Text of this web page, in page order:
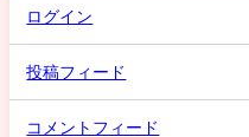
ログイン
投稿フィード
コメントフィード